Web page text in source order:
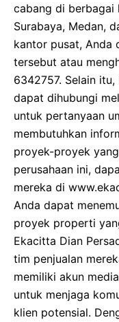
cabang di berbagai
Surabaya, Medan,
kantor pusat, Anda
tersebut atau
6342757. Selain
dapat dihubungi
untuk pertanyaan
membutuhkan
proyek-proyek
perusahaan ini,
mereka di
Anda dapat
proyek properti
Ekacitta Dian
tim penjualan
memiliki akun
untuk menjaga
klien potensial.